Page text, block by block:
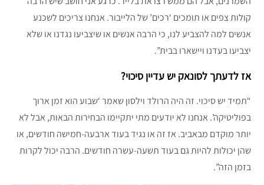
קולות צפים או תומכים ‘רכים’ של הלייבור. אנחנו צריכים לשכנע
אנשים למה להצביע לנו, כי הרבה אנשים או שיצביעו נגדנו או שלא
יצביעו בעדנו ויישארו בבית”.
אז לדעתך לסונאק יש עדיין סיכוי?
“תמיד יש סיכוי. זה היה הרולד וילסון שאמר ‘שבוע הוא זמן ארוך
בפוליטיקה’. אנחנו לא יודעים מתי יתקיימו הבחירות הבאות, אבל לא
יותר מוקדם מבאביב. אז זה או נגיד בעוד ארבעה-חמישה חודשים, או
שהן יכולות להיות גם בעוד תשעה-עשרה חודשים. הרבה יכול לקרות
בזמן הזה”.